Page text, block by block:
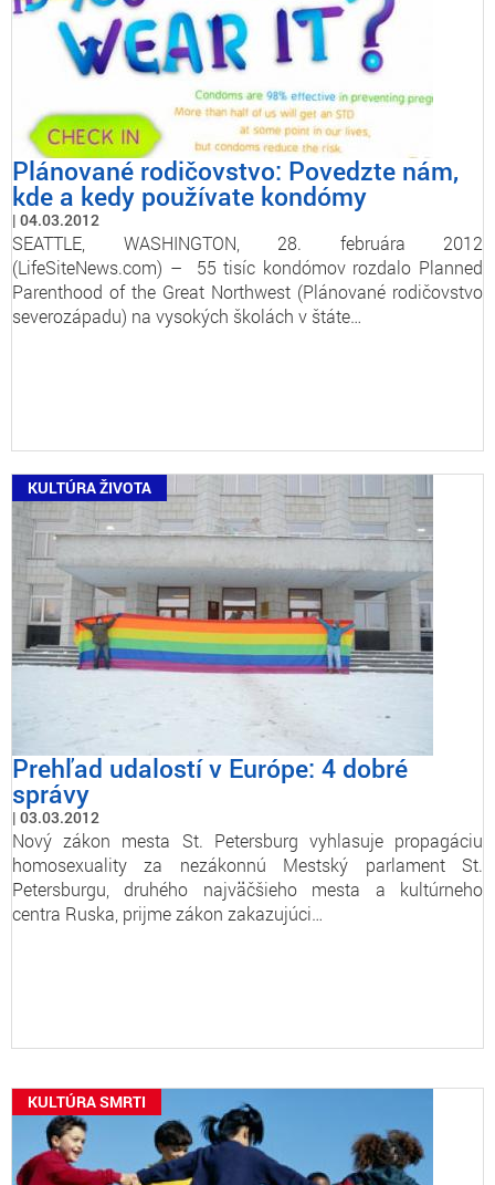
Plánované rodičovstvo: Povedzte nám,
kde a kedy používate kondómy
04.03.2012
SEATTLE, WASHINGTON, 28. februára 2012
(LifeSiteNews.com) – 55 tisíc kondómov rozdalo Planned
Parenthood of the Great Northwest (Plánované rodičovstvo
severozápadu) na vysokých školách v štáte…
KULTÚRA ŽIVOTA
Prehľad udalostí v Európe: 4 dobré
správy
03.03.2012
Nový zákon mesta St. Petersburg vyhlasuje propagáciu
homosexuality za nezákonnú Mestský parlament St.
Petersburgu, druhého najväčšieho mesta a kultúrneho
centra Ruska, prijme zákon zakazujúci…
KULTÚRA SMRTI